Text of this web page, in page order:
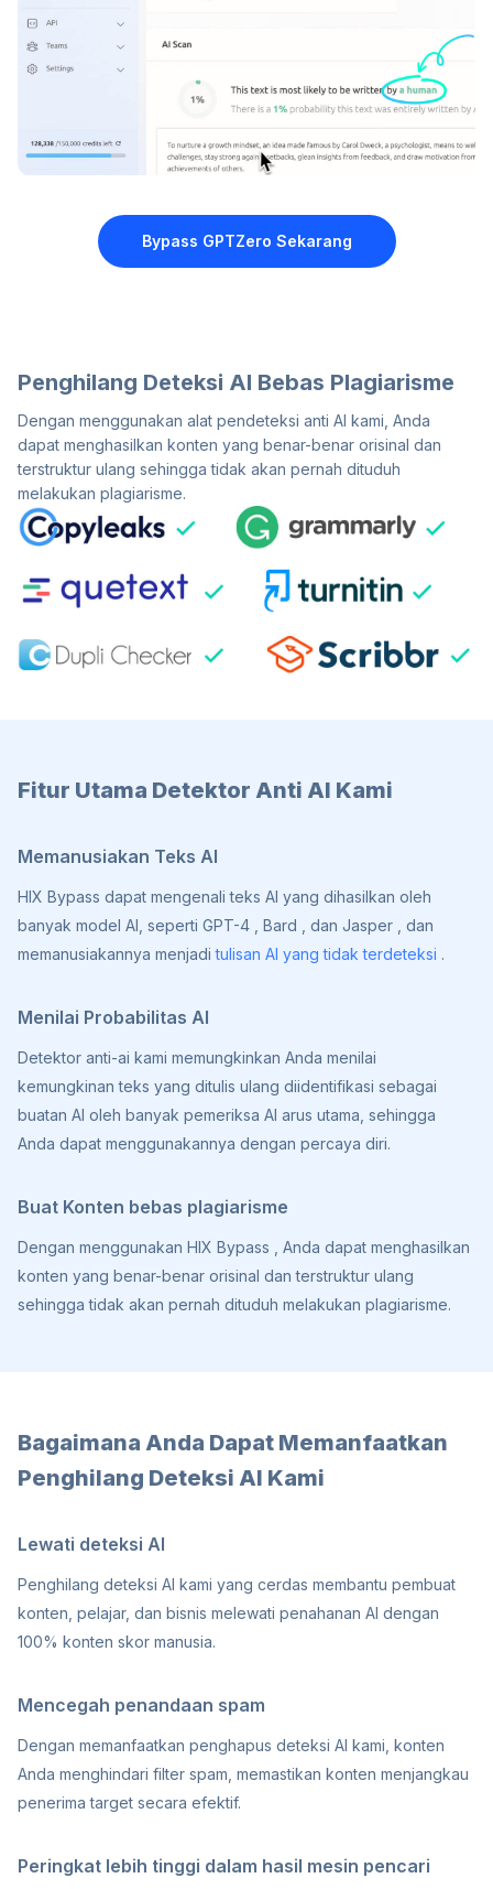
Bypass GPTZero Sekarang
Penghilang Deteksi AI Bebas Plagiarisme
Dengan menggunakan alat pendeteksi anti AI kami, Anda
dapat menghasilkan konten yang benar-benar orisinal dan
terstruktur ulang sehingga tidak akan pernah dituduh
melakukan plagiarisme.
Fitur Utama Detektor Anti AI Kami
Memanusiakan Teks AI
HIX Bypass dapat mengenali teks AI yang dihasilkan oleh
banyak model AI, seperti GPT-4 , Bard , dan Jasper , dan
memanusiakannya menjaditulisan AI yang tidak terdeteksi .
Menilai Probabilitas AI
Detektor anti-ai kami memungkinkan Anda menilai
kemungkinan teks yang ditulis ulang diidentifikasi sebagai
buatan AI oleh banyak pemeriksa AI arus utama, sehingga
Anda dapat menggunakannya dengan percaya diri.
Buat Konten bebas plagiarisme
Dengan menggunakan HIX Bypass , Anda dapat menghasilkan
konten yang benar-benar orisinal dan terstruktur ulang
sehingga tidak akan pernah dituduh melakukan plagiarisme.
Bagaimana Anda Dapat Memanfaatkan
Penghilang Deteksi AI Kami
Lewati deteksi AI
Penghilang deteksi AI kami yang cerdas membantu pembuat
konten, pelajar, dan bisnis melewati penahanan AI dengan
100% konten skor manusia.
Mencegah penandaan spam
Dengan memanfaatkan penghapus deteksi AI kami, konten
Anda menghindari filter spam, memastikan konten menjangkau
penerima target secara efektif.
Peringkat lebih tinggi dalam hasil mesin pencari